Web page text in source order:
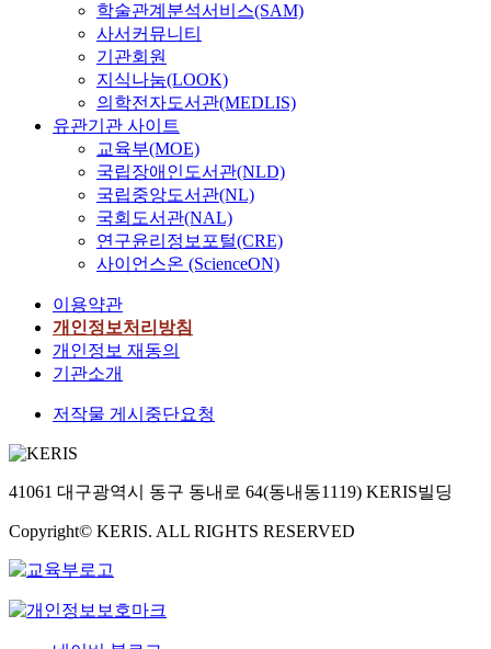
학술관계분석서비스(SAM)
사서커뮤니티
기관회원
지식나눔(LOOK)
의학전자도서관(MEDLIS)
유관기관 사이트
교육부(MOE)
국립장애인도서관(NLD)
국립중앙도서관(NL)
국회도서관(NAL)
연구윤리정보포털(CRE)
사이언스온 (ScienceON)
이용약관
개인정보처리방침
개인정보 재동의
기관소개
저작물 게시중단요청
41061 대구광역시 동구 동내로 64(동내동1119) KERIS빌딩
Copyright© KERIS. ALL RIGHTS RESERVED